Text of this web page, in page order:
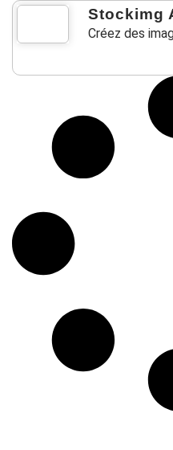
Stockimg
Créez des